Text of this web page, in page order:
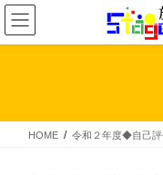
コ
ン
テ
ス
ナ
ビ
ゲ
ン
HOME 令和２年度◆自己